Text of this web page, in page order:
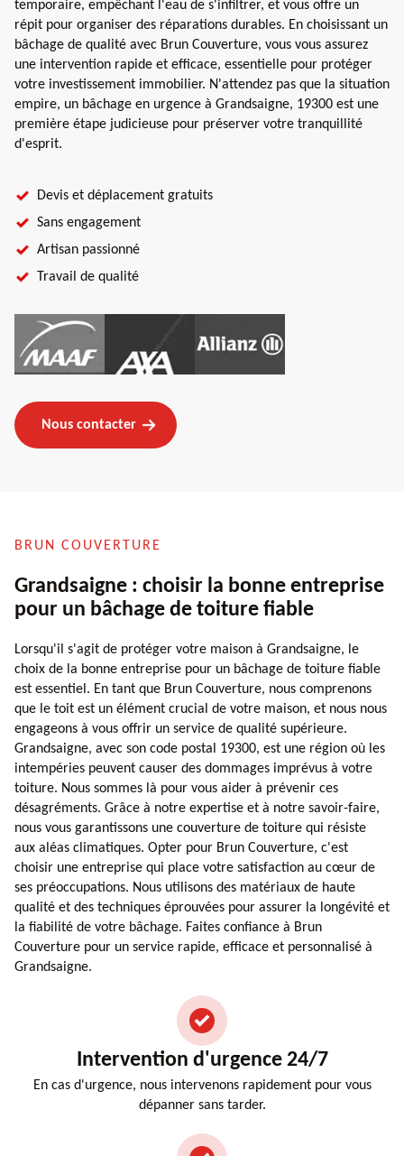
temporaire, empêchant l'eau de s'infiltrer, et vous offre un
répit pour organiser des réparations durables. En choisissant un
bâchage de qualité avec Brun Couverture, vous vous assurez
une intervention rapide et efficace, essentielle pour protéger
votre investissement immobilier. N'attendez pas que la situation
empire, un bâchage en urgence à Grandsaigne, 19300 est une
première étape judicieuse pour préserver votre tranquillité
d'esprit.
Devis et déplacement gratuits
Sans engagement
Artisan passionné
Travail de qualité
Nous contacter
BRUN COUVERTURE
Grandsaigne : choisir la bonne entreprise
pour un bâchage de toiture fiable
Lorsqu'il s'agit de protéger votre maison à Grandsaigne, le
choix de la bonne entreprise pour un bâchage de toiture fiable
est essentiel. En tant que Brun Couverture, nous comprenons
que le toit est un élément crucial de votre maison, et nous nous
engageons à vous offrir un service de qualité supérieure.
Grandsaigne, avec son code postal 19300, est une région où les
intempéries peuvent causer des dommages imprévus à votre
toiture. Nous sommes là pour vous aider à prévenir ces
désagréments. Grâce à notre expertise et à notre savoir-faire,
nous vous garantissons une couverture de toiture qui résiste
aux aléas climatiques. Opter pour Brun Couverture, c'est
choisir une entreprise qui place votre satisfaction au cœur de
ses préoccupations. Nous utilisons des matériaux de haute
qualité et des techniques éprouvées pour assurer la longévité et
la fiabilité de votre bâchage. Faites confiance à Brun
Couverture pour un service rapide, efficace et personnalisé à
Grandsaigne.
Intervention d'urgence 24/7
En cas d'urgence, nous intervenons rapidement pour vous
dépanner sans tarder.